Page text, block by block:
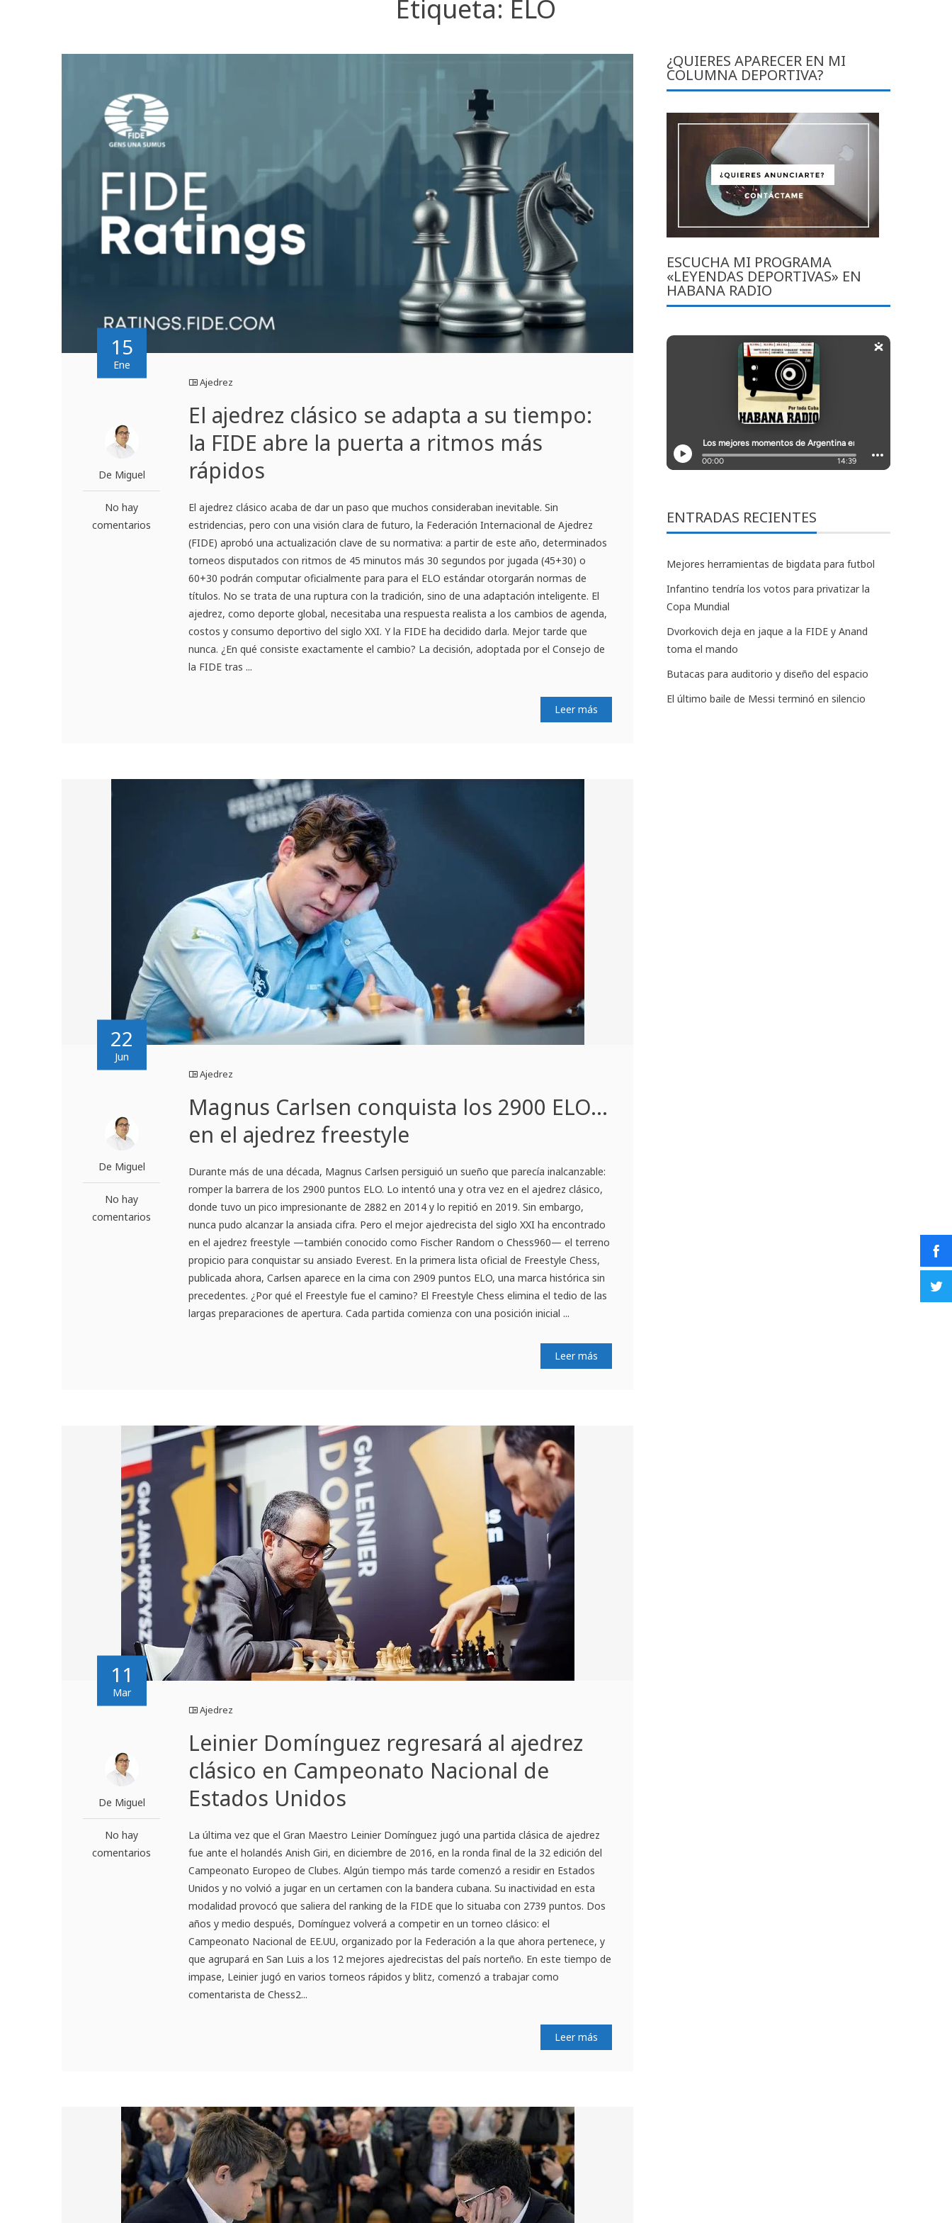
Etiqueta: ELO
15
Ene
De Miguel
No hay
comentarios
Ajedrez
El ajedrez clásico se adapta a su tiempo:
la FIDE abre la puerta a ritmos más
rápidos
El ajedrez clásico acaba de dar un paso que muchos consideraban inevitable. Sin
estridencias, pero con una visión clara de futuro, la Federación Internacional de Ajedrez
(FIDE) aprobó una actualización clave de su normativa: a partir de este año, determinados
torneos disputados con ritmos de 45 minutos más 30 segundos por jugada (45+30) o
60+30 podrán computar oficialmente para para el ELO estándar otorgarán normas de
títulos. No se trata de una ruptura con la tradición, sino de una adaptación inteligente. El
ajedrez, como deporte global, necesitaba una respuesta realista a los cambios de agenda,
costos y consumo deportivo del siglo XXI. Y la FIDE ha decidido darla. Mejor tarde que
nunca. ¿En qué consiste exactamente el cambio? La decisión, adoptada por el Consejo de
la FIDE tras ...
Leer más
22
Jun
De Miguel
No hay
comentarios
Ajedrez
Magnus Carlsen conquista los 2900 ELO…
en el ajedrez freestyle
Durante más de una década, Magnus Carlsen persiguió un sueño que parecía inalcanzable:
romper la barrera de los 2900 puntos ELO. Lo intentó una y otra vez en el ajedrez clásico,
donde tuvo un pico impresionante de 2882 en 2014 y lo repitió en 2019. Sin embargo,
nunca pudo alcanzar la ansiada cifra. Pero el mejor ajedrecista del siglo XXI ha encontrado
en el ajedrez freestyle —también conocido como Fischer Random o Chess960— el terreno
propicio para conquistar su ansiado Everest. En la primera lista oficial de Freestyle Chess,
publicada ahora, Carlsen aparece en la cima con 2909 puntos ELO, una marca histórica sin
precedentes. ¿Por qué el Freestyle fue el camino? El Freestyle Chess elimina el tedio de las
largas preparaciones de apertura. Cada partida comienza con una posición inicial ...
Leer más
11
Mar
De Miguel
No hay
comentarios
Ajedrez
Leinier Domínguez regresará al ajedrez
clásico en Campeonato Nacional de
Estados Unidos
La última vez que el Gran Maestro Leinier Domínguez jugó una partida clásica de ajedrez
fue ante el holandés Anish Giri, en diciembre de 2016, en la ronda final de la 32 edición del
Campeonato Europeo de Clubes. Algún tiempo más tarde comenzó a residir en Estados
Unidos y no volvió a jugar en un certamen con la bandera cubana. Su inactividad en esta
modalidad provocó que saliera del ranking de la FIDE que lo situaba con 2739 puntos. Dos
años y medio después, Domínguez volverá a competir en un torneo clásico: el
Campeonato Nacional de EE.UU, organizado por la Federación a la que ahora pertenece, y
que agrupará en San Luis a los 12 mejores ajedrecistas del país norteño. En este tiempo de
impase, Leinier jugó en varios torneos rápidos y blitz, comenzó a trabajar como
comentarista de Chess2...
Leer más
¿QUIERES APARECER EN MI
COLUMNA DEPORTIVA?
ESCUCHA MI PROGRAMA
«LEYENDAS DEPORTIVAS» EN
HABANA RADIO
ENTRADAS RECIENTES
Mejores herramientas de bigdata para futbol
Infantino tendría los votos para privatizar la
Copa Mundial
Dvorkovich deja en jaque a la FIDE y Anand
toma el mando
Butacas para auditorio y diseño del espacio
El último baile de Messi terminó en silencio